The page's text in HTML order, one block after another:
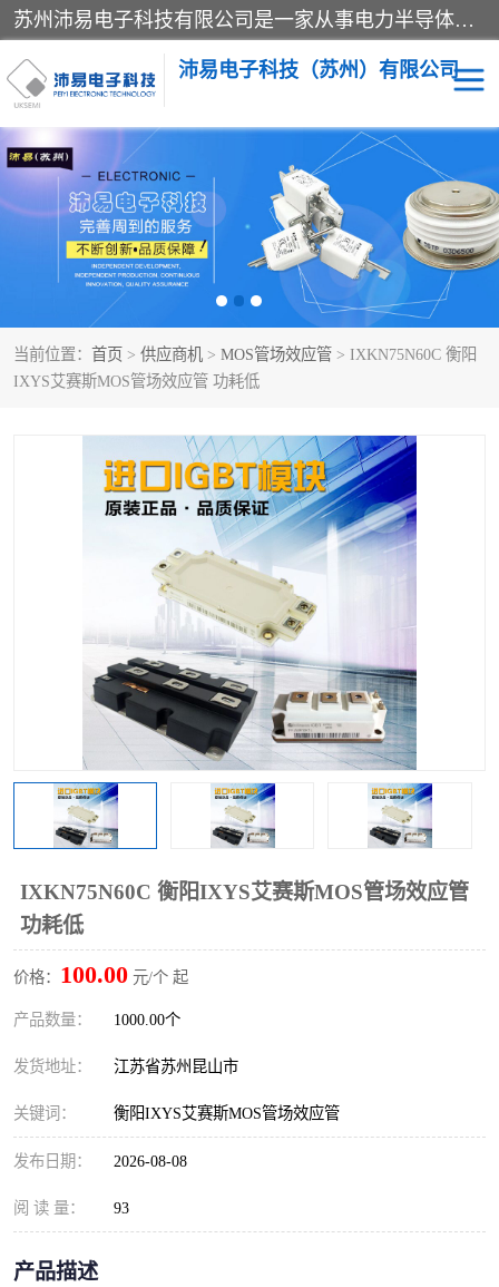
苏州沛易电子科技有限公司是一家从事电力半导体器件和电子元器件的专业代理及分销商，产品包括：IGBT模块、IPM模块、PIM模块、二极管、三极管、可控硅、整流桥、IGBT单管、IGBT电路驱动板、GTR达林顿模块、快恢复二极管、肖特基二极管、熔断器、IC集成电路、快速熔断器等。
沛易电子科技（苏州）有限公司
当前位置： 首页 > 供应商机 > MOS管场效应管 > IXKN75N60C 衡阳
IXYS艾赛斯MOS管场效应管 功耗低
IXKN75N60C 衡阳IXYS艾赛斯MOS管场效应管
功耗低
价格： 100.00 元/个 起
产品数量： 1000.00个
发货地址： 江苏省苏州昆山市
关键词： 衡阳IXYS艾赛斯MOS管场效应管
发布日期： 2026-08-08
阅 读 量： 93
产品描述
西门康 英飞凌
快恢复二极管 英飞凌IGBT模块
英飞凌可控硅模块 IXYS艾赛斯可控硅
SEMIKRON西门康IGBT SEMIKRON西门康可控硅
器
MOS管场效应管 晶闸管